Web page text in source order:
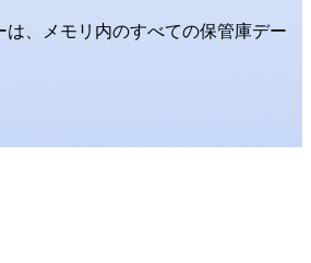
、メモリ内のすべての保管庫デー